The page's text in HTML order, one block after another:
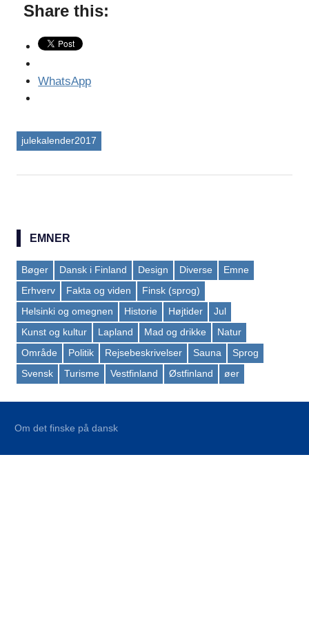
Share this:
WhatsApp
julekalender2017
EMNER
Bøger Dansk i Finland Design Diverse
Emne
Erhverv
Fakta og viden
Finsk (sprog)
Helsinki og omegnen
Historie Højtider
Jul
Kunst og kultur
Lapland Mad og drikke
Natur
Område
Politik Rejsebeskrivelser Sauna
Sprog
Svensk
Turisme Vestfinland Østfinland øer
Om det finske på dansk